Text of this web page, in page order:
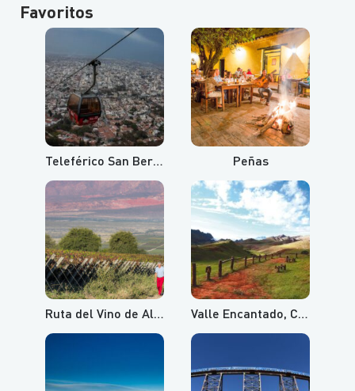
Favoritos
Teleférico San Bernardo y Cerro Aladelta Peñas
Ruta del Vino de Altura Valle Encantado, Cuesta del Obispo y Recta del Tin Tin